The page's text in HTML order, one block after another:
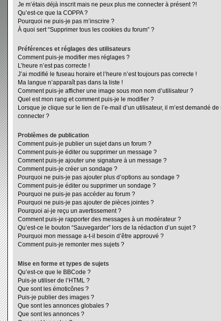
Je m’étais déjà inscrit mais ne peux plus me connecter à présent ?!
Qu’est-ce que la COPPA ?
Pourquoi ne puis-je pas m’inscrire ?
À quoi sert “Supprimer tous les cookies du forum” ?
Préférences et réglages des utilisateurs
Comment puis-je modifier mes réglages ?
L’heure n’est pas correcte !
J’ai modifié le fuseau horaire et l’heure n’est toujours pas correcte !
Ma langue n’apparaît pas dans la liste !
Comment puis-je afficher une image sous mon nom d’utilisateur ?
Quel est mon rang et comment puis-je le modifier ?
Lorsque je clique sur le lien de l’e-mail d’un utilisateur, il m’est demandé de
connecter ?
Problèmes de publication
Comment puis-je publier un sujet dans un forum ?
Comment puis-je éditer ou supprimer un message ?
Comment puis-je ajouter une signature à un message ?
Comment puis-je créer un sondage ?
Pourquoi ne puis-je pas ajouter plus d’options au sondage ?
Comment puis-je éditer ou supprimer un sondage ?
Pourquoi ne puis-je pas accéder au forum ?
Pourquoi ne puis-je pas ajouter de pièces jointes ?
Pourquoi ai-je reçu un avertissement ?
Comment puis-je rapporter des messages à un modérateur ?
Qu’est-ce le bouton “Sauvegarder” lors de la rédaction d’un sujet ?
Pourquoi mon message a-t-il besoin d’être approuvé ?
Comment puis-je remonter mes sujets ?
Mise en forme et types de sujets
Qu’est-ce que le BBCode ?
Puis-je utiliser de l’HTML ?
Que sont les émoticônes ?
Puis-je publier des images ?
Que sont les annonces globales ?
Que sont les annonces ?